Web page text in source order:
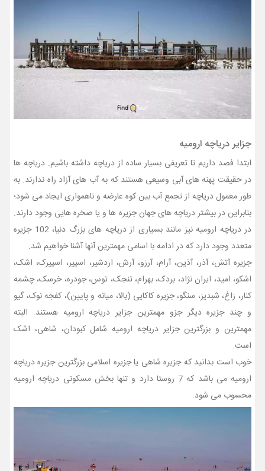
جزایر دریاچه ارومیه
ابتدا فصد داریم تا تعریفی بسیار ساده از دریاچه داشته باشیم. دریاچه ها
در حقیقت پهنه های آبی وسیعی هستند که به آب های آزاد راه ندارند. به
طور معمول دریاچه از تجمع آب بین کوه عارضه و ناهمواری ایجاد می شود؛
بنابراین در بیشتر دریاچه های جهان جزیره ها و یا صخره هایی وجود دارند.
در دریاچه ارومیه نیز مانند بسیاری از دریاچه های بزرگ دنیا، 102 جزیره
متعدد وجود دارد که در ادامه با اسامی مهمترین آنها آشنا خواهیم شد.
جزیره آتش، آذر، آذین، آرام، آرزو، آرش، اردشیر، اسپیر، اسپیرک، اشک،
اشکو، امید، ایران نژاد، بردک، بهرام، تنجک، توس، جودره، خرسک، چشمه
کنار، زاغ، شبدیز، سنگو، جزیره کاکایی (بالا، میانه و پایین)، کفجه نوک، گیو
و چند جزیره دیگر جزو مهمترین جزایر دریاچه ارومیه هستند. البته
مهمترین و بزرگترین جزایر دریاچه ارومیه شامل کبودان، شاهی، اشک
است.
خوب است بدانید که جزیره شاهی یا جزیره اسلامی بزرگترین جزیره دریاچه
ارومیه می باشد که 7 روستا دارد و تنها بخش مسکونی دریاچه ارومیه
محسوب می شود.